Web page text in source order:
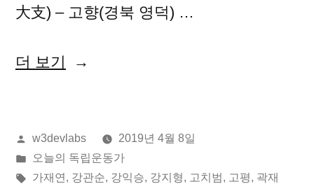
大支) – 고향(경북 영덕) …
더 보기 “2019
월
08
올
린
이:
w3devlabs
2019년 4월 8일
게
시
오늘의 독립운동가
태
가재연 , 강관순, 강익승, 강지형, 고치범, 고평, 곽재